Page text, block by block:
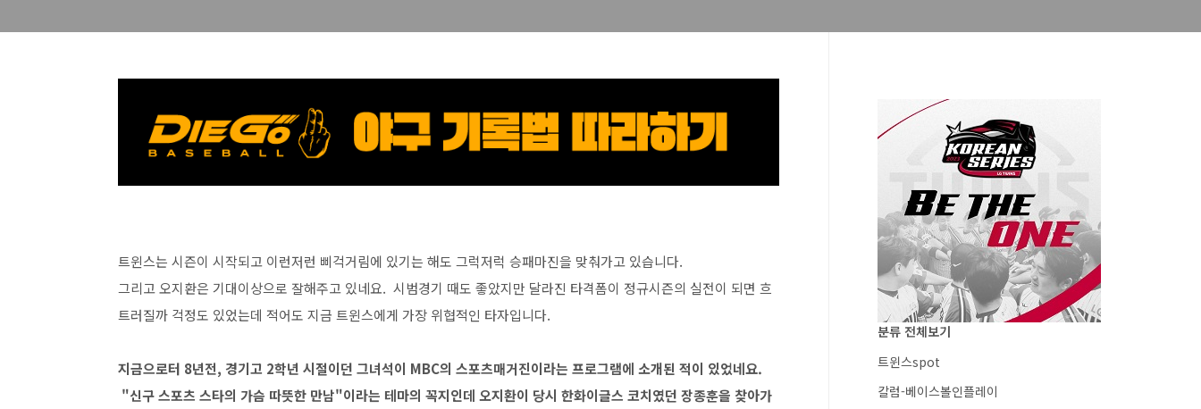
트윈스는 시즌이 시작되고 이런저런 삐걱거림에 있기는 해도 그럭저럭 승패마진을 맞춰가고 있습니다.
그리고 오지환은 기대이상으로 잘해주고 있네요. 시범경기 때도 좋았지만 달라진 타격폼이 정규시즌의 실전이 되면 흐
트러질까 걱정도 있었는데 적어도 지금 트윈스에게 가장 위협적인 타자입니다.
지금으로터 8년전, 경기고 2학년 시절이던 그녀석이 MBC의 스포츠매거진이라는 프로그램에 소개된 적이 있었네요.
"신구 스포츠 스타의 가슴 따뜻한 만남"이라는 테마의 꼭지인데 오지환이 당시 한화이글스 코치였던 장종훈을 찾아가
분류 전체보기
트윈스spot
칼럼-베이스볼인플레이